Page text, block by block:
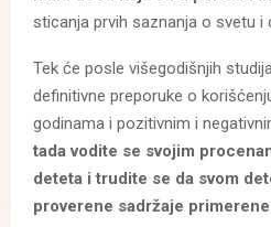
sticanja prvih saznanja o svetu i
Tek će posle višegodišnjih
definitivne preporuke o
godinama i pozitivnim i
tada vodite se svojim
deteta i trudite se da svom
proverene sadržaje